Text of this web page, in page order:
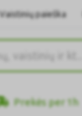
Vaistinių paieška
Prekės per 1h